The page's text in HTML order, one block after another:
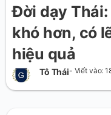
Đời dạy
khó hơn, có
hiệu quả
Tô Thái- Viết vào: